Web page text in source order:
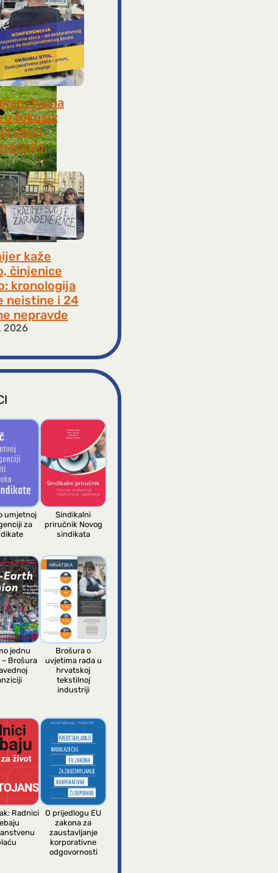
u fokusu:
stol i
2026
kaže
činjenice
kronologija
neistine i 24
nepravde
2026
umjetnoj
za
Sindikalni
priručnik Novog
sindikata
jednu
Brošura
Brošura o
uvjetima rada u
hrvatskoj
tekstilnoj
industriji
Radnici
O prijedlogu EU
zakona za
zaustavljanje
korporativne
odgovornosti